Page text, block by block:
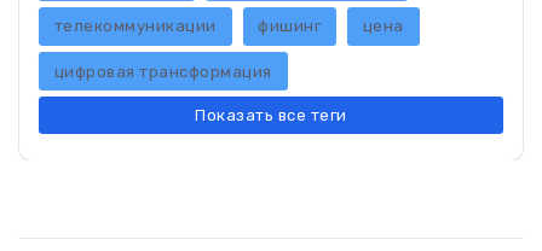
телекоммуникации фишинг цена
цифровая трансформация
Показать все теги